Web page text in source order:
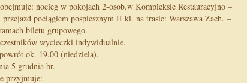
nocleg w pokojach 2-osob.w Kompleksie Restauracyjno –
pociągiem pospiesznym II kl. na trasie: Warszawa Zach. –
biletu grupowego.
wycieczki indywidualnie.
ok. 19.00 (niedziela).
5 grudnia br.
przyjmuje: